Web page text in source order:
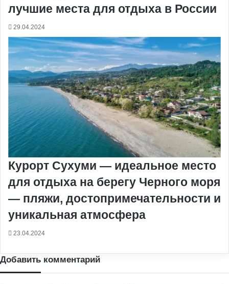
лучшие места для отдыха в России
29.04.2024
Курорт Сухуми — идеальное место
для отдыха на берегу Черного моря
— пляжи, достопримечательности и
уникальная атмосфера
23.04.2024
Добавить комментарий